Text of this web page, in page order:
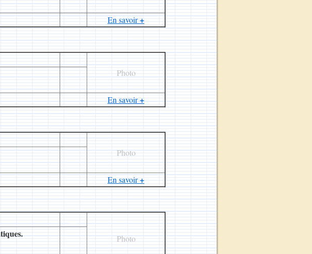
En savoir+
__
Photo
En savoir+
__
Photo
En savoir+
__
Photo